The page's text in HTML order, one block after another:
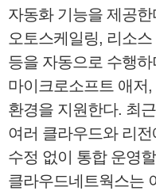
자동화 기능을 제공
오토스케일링, 리소
등을 자동으로 수행
마이크로소프트 애저
환경을 지원한다. 최
여러 클라우드와 리
수정 없이 통합 운영
클라우드네트웍스는